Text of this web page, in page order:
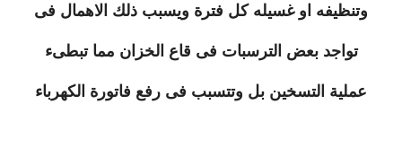
وتنظيفه او غسيله كل فترة ويسبب ذلك الاهمال فى
تواجد بعض الترسبات فى قاع الخزان مما تبطىء
عملية التسخين بل وتتسبب فى رفع فاتورة الكهرباء